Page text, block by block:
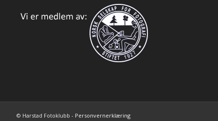
© Harstad Fotoklubb - Personvernerklæring